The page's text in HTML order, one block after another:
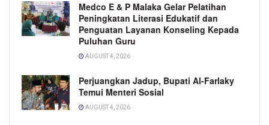
Medco E & P Malaka Gelar Pelatihan
Peningkatan Literasi Edukatif dan
Penguatan Layanan Konseling Kepada
Puluhan Guru
AUGUST 4, 2026
Perjuangkan Jadup, Bupati Al-Farlaky
Temui Menteri Sosial
AUGUST 4, 2026